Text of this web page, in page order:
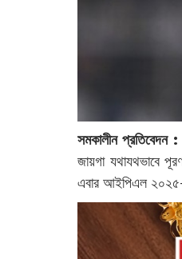
সমকালীন প্রতিবেদন :
জায়গা যথাযথভাবে
এবার আইপিএল ২০২৫-